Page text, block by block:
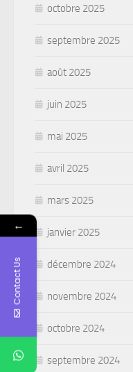
octobre 2025
septembre 2025
août 2025
juin 2025
mai 2025
avril 2025
mars 2025
janvier 2025
décembre 2024
novembre 2024
octobre 2024
septembre 2024
←
Contact Us